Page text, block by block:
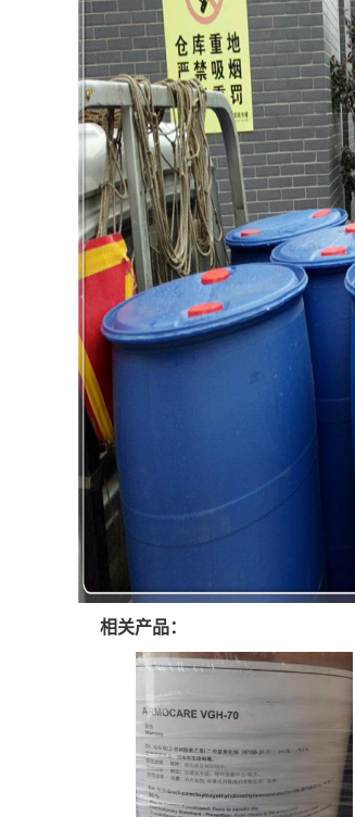
相关产品：